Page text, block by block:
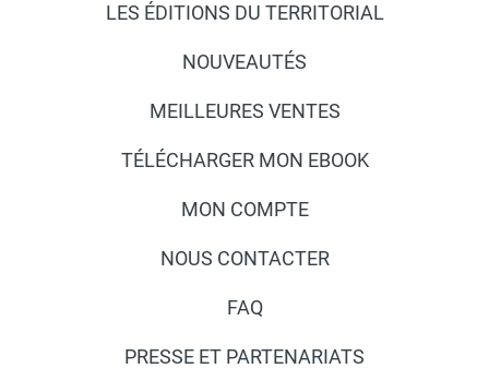
LES ÉDITIONS DU TERRITORIAL
NOUVEAUTÉS
MEILLEURES VENTES
TÉLÉCHARGER MON EBOOK
MON COMPTE
NOUS CONTACTER
FAQ
PRESSE ET PARTENARIATS